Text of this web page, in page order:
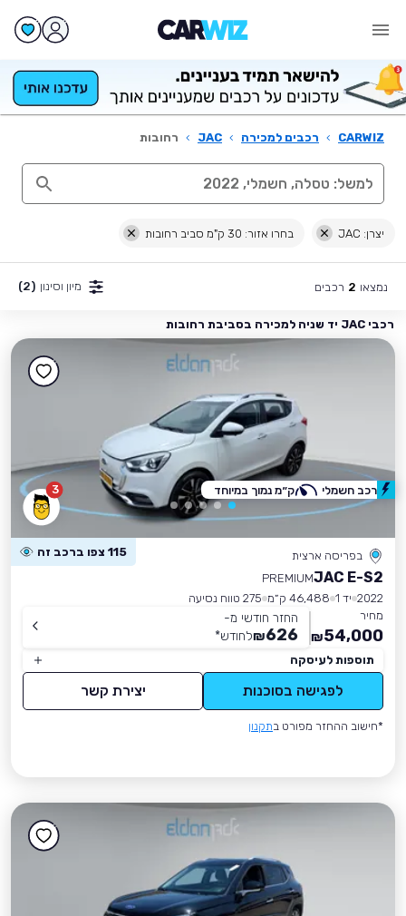
CARWIZ
› רכבים למכירה ›
JAC
› רחובות
יצרן: JAC בחרו אזור: 30 ק"מ סביב רחובות
נמצאו 2 רכבים מיון וסינון (2)
רכבי JAC יד שניה למכירה בסביבת רחובות
3
בפריסה ארצית 115 צפו ברכב זה
JAC E-S2
PREMIUM
2022 יד 1 46,488 ק״מ
275 טווח נסיעה
מחיר
54,000
₪
החזר חודשי מ-
626
₪לחודש*
תוספות לעיסקה
לפגישה בסוכנות יצירת קשר
*חישוב ההחזר מפורט בתקנון
רכב חשמלי ק״מ נמוך במיוחד